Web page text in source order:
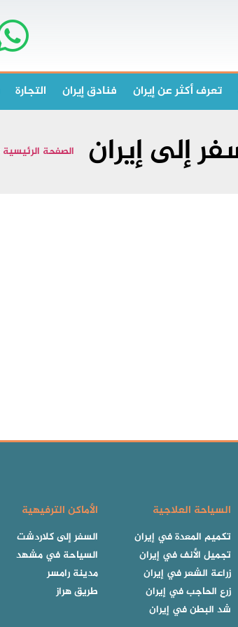
تعرف أكثر عن إيران فنادق إيران التجارة
إلى إيران الصفحة الرئيسية
السياحة العلاجية
تكميم المعدة في إيران
تجميل الأنف في إيران
زراعة الشعر في إيران
زرع الحاجب في إيران
شد البطن في إيران
الأماكن الترفيهية
السفر إلى كلاردشت
السياحة في مشهد
مدينة رامسر
طريق هراز